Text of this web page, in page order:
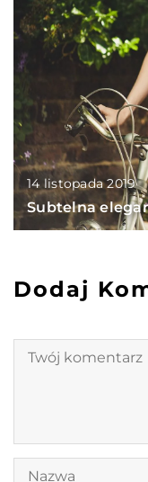
14 listopada 2019
Subtelna
Dodaj